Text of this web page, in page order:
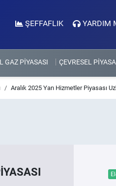
ŞEFFAFLIK YARDIM
GAZ PİYASASI ÇEVRESEL
Aralık 2025 Yan Hizmetler Piyasası